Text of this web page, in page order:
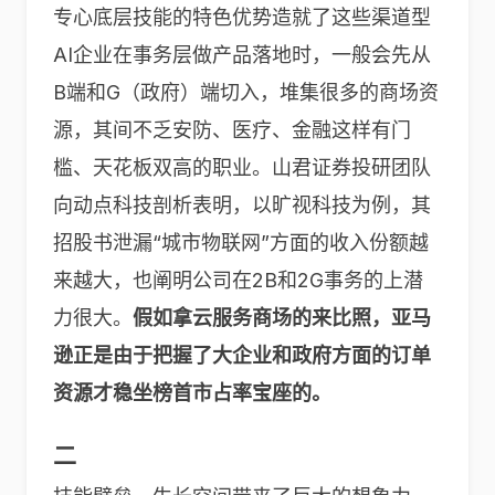
专心底层技能的特色优势造就了这些渠道型
AI企业在事务层做产品落地时，一般会先从
B端和G（政府）端切入，堆集很多的商场资
源，其间不乏安防、医疗、金融这样有门
槛、天花板双高的职业。山君证券投研团队
向动点科技剖析表明，以旷视科技为例，其
招股书泄漏“城市物联网”方面的收入份额越
来越大，也阐明公司在2B和2G事务的上潜
力很大。 假如拿云服务商场的来比照，亚马
逊正是由于把握了大企业和政府方面的订单
资源才稳坐榜首市占率宝座的。
二